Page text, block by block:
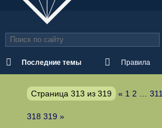
Последние темы Правила
Страница 313 из 319 « 1 2 311
318 319 »